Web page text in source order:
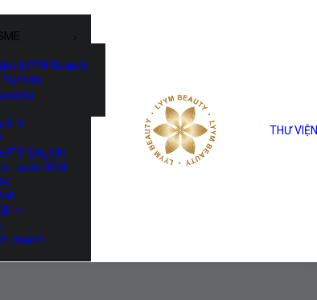
LYYM Beauty
SALON
xuất OEM
–
doanh
THƯ VIỆN